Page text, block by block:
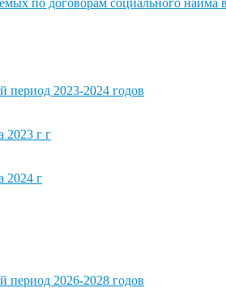
по договорам социального
2023-2024 годов
2023 г г
2024 г
2026-2028 годов